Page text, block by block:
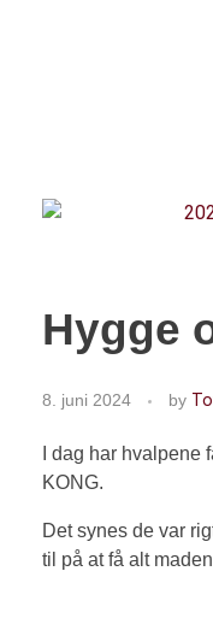
Hygge
8. juni 2024 by
I dag har
KONG.
Det synes de var
til på at få alt